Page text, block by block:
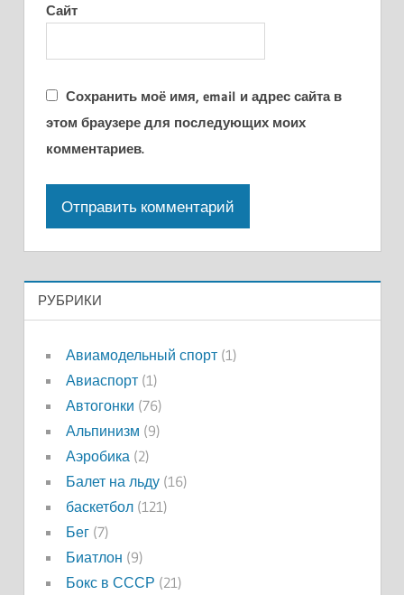
Сайт
Сохранить моё имя, email и адрес сайта в
этом браузере для последующих моих
комментариев.
РУБРИКИ
Авиамодельный спорт(1)
Авиаспорт(1)
Автогонки (76)
Альпинизм (9)
Аэробика(2)
Балет на льду(16)
баскетбол(121)
Бег(7)
Биатлон (9)
Бокс в СССР (21)